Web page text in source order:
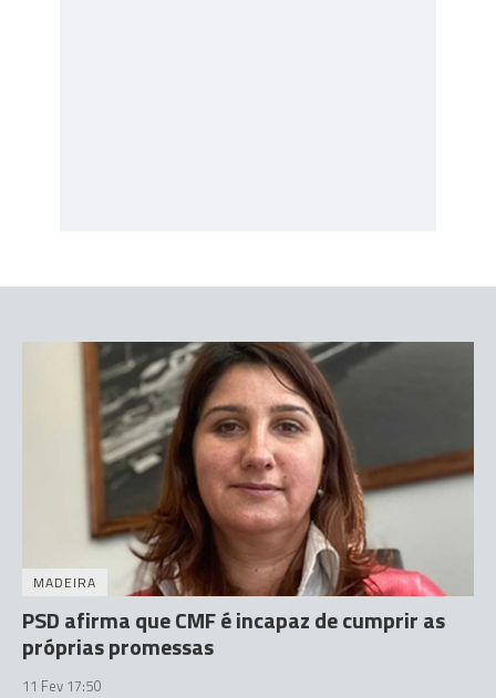
MADEIRA
PSD afirma que CMF é incapaz de cumprir as
próprias promessas
11 Fev 17:50